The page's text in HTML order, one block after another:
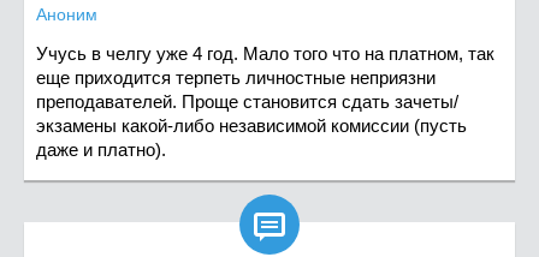
Аноним
Учусь в челгу уже 4 год. Мало того что на платном, так
еще приходится терпеть личностные неприязни
преподавателей. Проще становится сдать зачеты/
экзамены какой-либо независимой комиссии (пусть
даже и платно).
